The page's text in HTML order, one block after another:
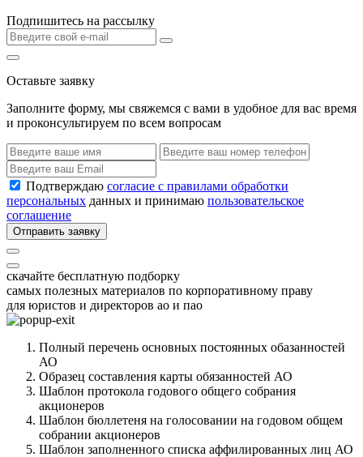
Подпишитесь на рассылку
Оставьте заявку
Заполните форму, мы свяжемся с вами в удобное для вас время
и проконсультируем по всем вопросам
Подтверждаю согласие с правилами обработки
персональных данных и принимаю пользовательское
соглашение
Отправить заявку
скачайте бесплатную подборку
самых полезных материалов по корпоративному праву
для юристов и директоров ао и пао
Полный перечень основных постоянных обазанностей
АО
Образец составления карты обязанностей АО
Шаблон протокола годового общего собрания
акционеров
Шаблон бюллетеня на голосовании на годовом общем
собрании акционеров
Шаблон заполненного списка аффилированных лиц АО